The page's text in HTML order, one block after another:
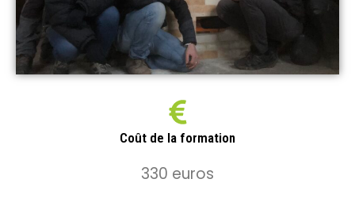
Coût de la formation
330 euros